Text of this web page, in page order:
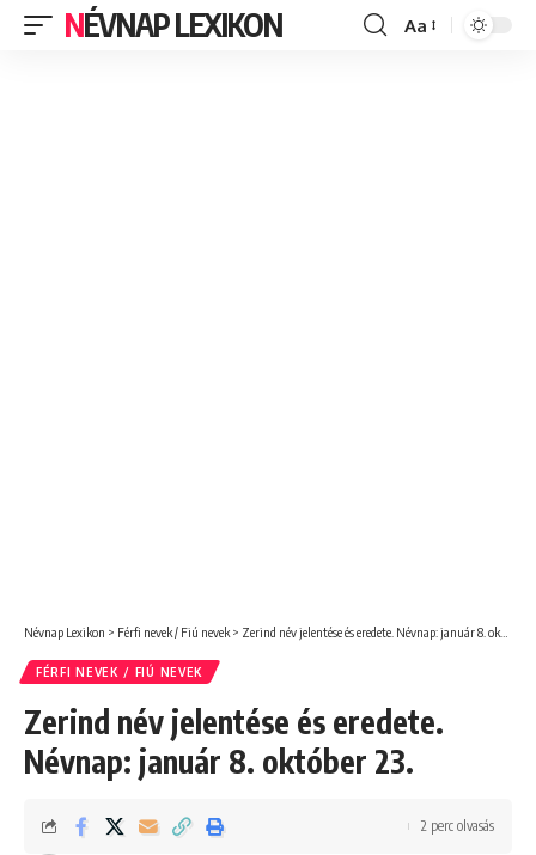
NÉVNAP LEXIKON
Font
Aa
Névnap Lexikon > Férfi nevek / Fiú nevek > Zerind név jelentése és eredete. Névnap: január 8. október 23.
FÉRFI NEVEK / FIÚ NEVEK
Zerind név jelentése és eredete.
Névnap: január 8. október 23.
2 perc olvasás